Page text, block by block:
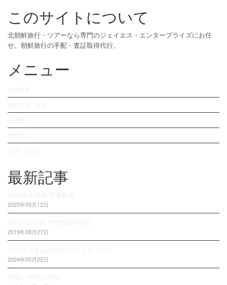
このサイトについて
北朝鮮旅行・ツアーなら専門のジェイエス・エンタープライズにお任
せ。朝鮮旅行の手配・査証取得代行。
メニュー
最新記事
2025年03月12日
2019年08月27日
2024年05月22日